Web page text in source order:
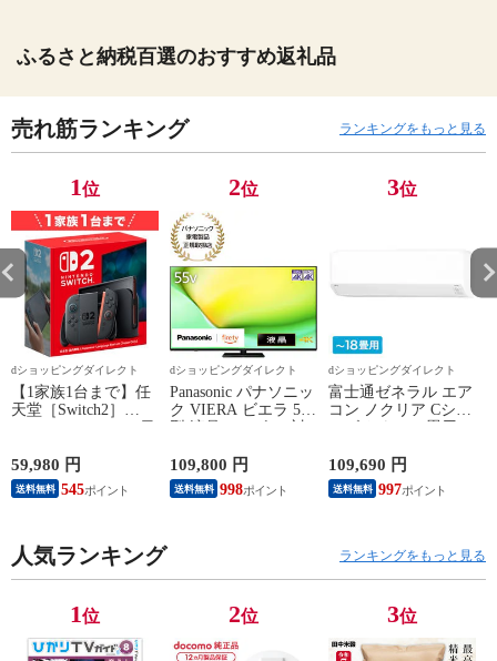
ふるさと納税百選のおすすめ返礼品
売れ筋ランキング ランキングをもっと見る
1位
dショッピングダイレクト
【1家族1台まで】任
天堂［Switch2］
体 BEE-S-KB6CA
59,980 円
送料無料 545
2位
dショッピングダイレクト
Panasonic パナソニッ
ク VIERA ビエラ 55
Youtube Netflix 【配
送のみ 設置なし 軒
先渡し】 ［正規取扱
109,800 円
送料無料 998
3位
dショッピングダイレクト
富士通ゼネラル エア
コン ノクリア Cシリ
ル【配送のみ 設置な
し 軒先渡し】 AS-
C565S2-W
109,690 円
送料無料 997
人気ランキング ランキングをもっと見る
1位 2位 3位